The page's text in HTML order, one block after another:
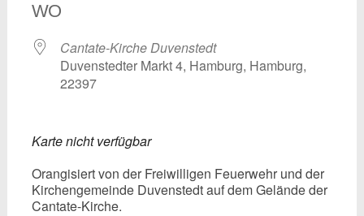
WO
Cantate-Kirche Duvenstedt
Duvenstedter Markt 4, Hamburg, Hamburg,
22397
Karte nicht verfügbar
Orangisiert von der Freiwilligen Feuerwehr und der
Kirchengemeinde Duvenstedt auf dem Gelände der
Cantate-Kirche.